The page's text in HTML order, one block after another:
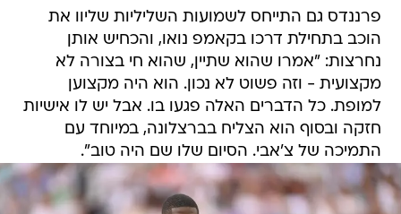
פרננדס גם התייחס לשמועות השליליות שליוו את
הוכב בתחילת דרכו בקאמפ נואו, והכחיש אותן
נחרצות: "אמרו שהוא שתיין, שהוא חי בצורה לא
מקצועית - וזה פשוט לא נכון. הוא היה מקצוען
למופת. כל הדברים האלה פגעו בו. אבל יש לו אישיות
חזקה ובסוף הוא הצליח בברצלונה, במיוחד עם
התמיכה של צ'אבי. הסיום שלו שם היה טוב".